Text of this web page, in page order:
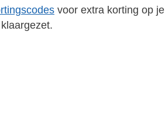
voor extra korting op